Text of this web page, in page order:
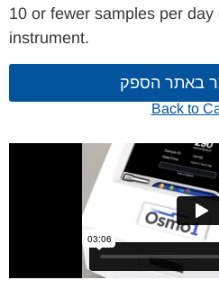
10 or fewer samples per
instrument.
באתר הספק
Back to